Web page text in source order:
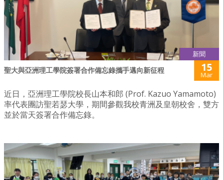
新聞
聖大與亞洲理工學院簽署合作備忘錄攜手邁向新征程 15
Mar
近日，亞洲理工學院校長山本和郎 (Prof. Kazuo Yamamoto)
率代表團訪聖若瑟大學，期間參觀我校青洲及皇朝校舍，雙方
並於當天簽署合作備忘錄。